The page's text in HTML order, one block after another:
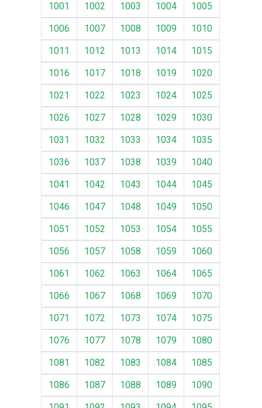
1001
1002 1003 1004
1005
1006
1007 1008 1009
1010
1011
1012 1013 1014
1015
1016
1017 1018 1019
1020
1021
1022 1023 1024
1025
1026
1027 1028 1029
1030
1031
1032 1033 1034
1035
1036
1037 1038 1039
1040
1041
1042 1043 1044
1045
1046
1047 1048 1049
1050
1051
1052 1053 1054
1055
1056
1057 1058 1059
1060
1061
1062 1063 1064
1065
1066
1067 1068 1069
1070
1071
1072 1073 1074
1075
1076
1077 1078 1079
1080
1081
1082 1083 1084
1085
1086
1087 1088 1089
1090